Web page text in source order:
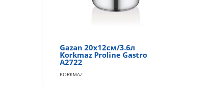
Gazan 20x12см/3.6л
Korkmaz Proline Gastro
A2722
KORKMAZ